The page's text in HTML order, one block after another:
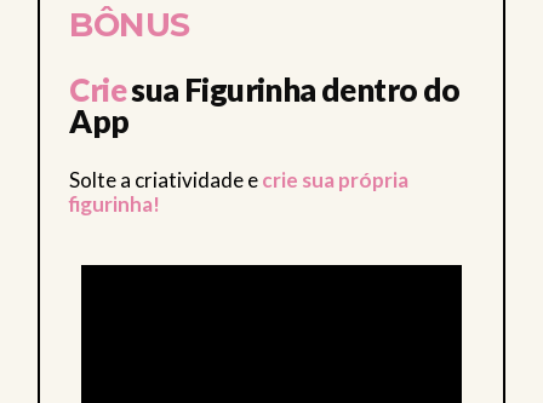
BÔNUS
Criesua Figurinha dentro do
App
Solte a criatividade ecrie sua própria
figurinha!